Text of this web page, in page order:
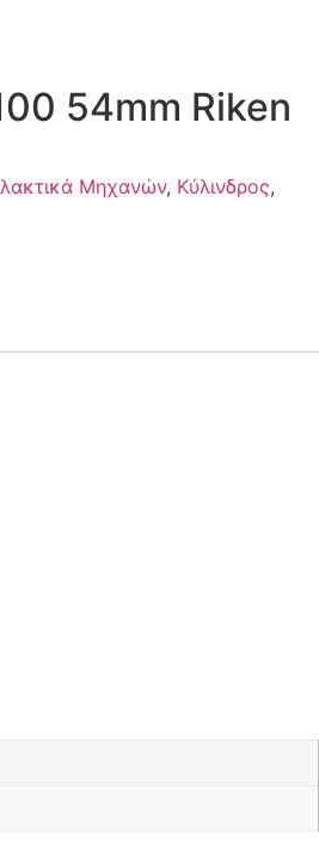
54mm Riken
Μηχανών, Κύλινδρος,